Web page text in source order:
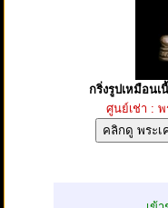
กริ่งรูปเหมือน
ศูนย์เช่า : พ